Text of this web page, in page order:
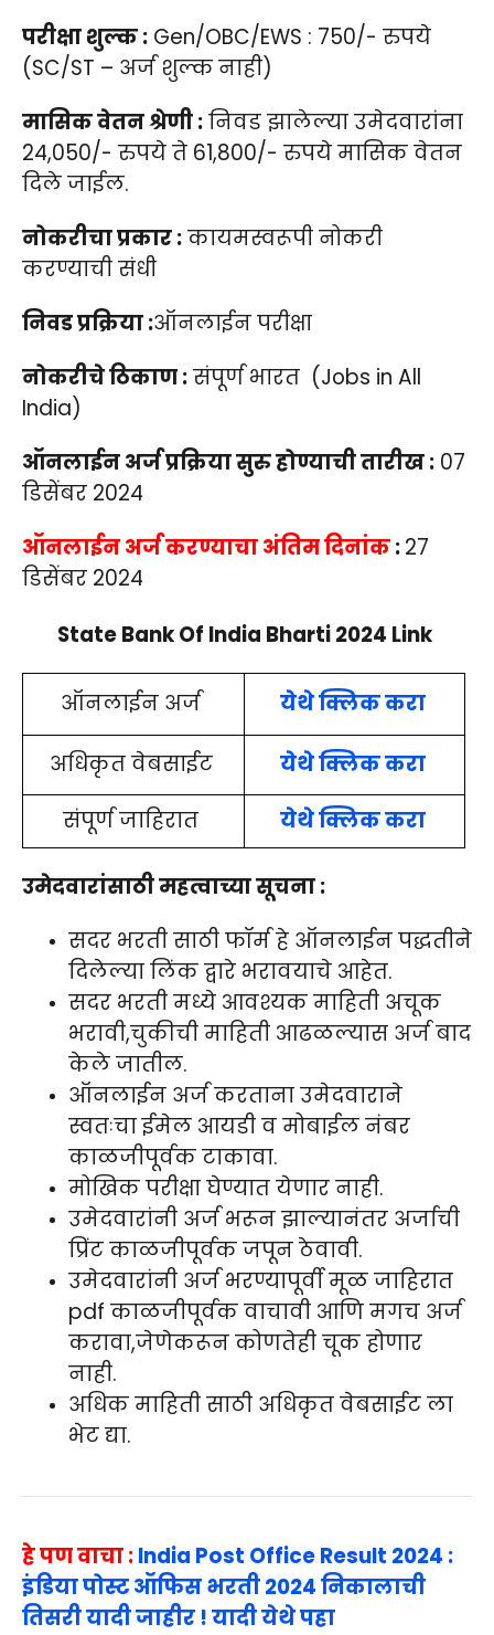
परीक्षा शुल्क : Gen/OBC/EWS : 750/- रुपये
(SC/ST – अर्ज शुल्क नाही)
मासिक वेतन श्रेणी :निवड झालेल्या उमेदवारांना
24,050/- रुपये ते 61,800/- रुपये मासिक वेतन
दिले जाईल.
नोकरीचा प्रकार :कायमस्वरूपी नोकरी
करण्याची संधी
निवड प्रक्रिया :ऑनलाईन परीक्षा
नोकरीचे ठिकाण :संपूर्ण भारत (Jobs in All
India)
ऑनलाईन अर्ज प्रक्रिया सुरु होण्याची तारीख : 07
डिसेंबर 2024
ऑनलाईन अर्ज करण्याचा अंतिम दिनांक:27
डिसेंबर 2024
State Bank Of India Bharti 2024 Link
ऑनलाईन अर्ज येथे क्लिक करा
अधिकृत वेबसाईट येथे क्लिककरा
संपूर्ण जाहिरात
येथे क्लिककरा
उमेदवारांसाठी महत्वाच्या सूचना :
सदर भरती साठी फॉर्म हे ऑनलाईन पद्धतीने
दिलेल्या लिंक द्वारे भरावयाचे आहेत.
सदर भरती मध्ये आवश्यक माहिती अचूक
भरावी,चुकीची माहिती आढळल्यास अर्ज बाद
केले जातील.
ऑनलाईन अर्ज करताना उमेदवाराने
स्वतःचा ईमेल आयडी व मोबाईल नंबर
काळजीपूर्वक टाकावा.
मोखिक परीक्षा घेण्यात येणार नाही.
उमेदवारांनी अर्ज भरून झाल्यानंतर अर्जाची
प्रिंट काळजीपूर्वक जपून ठेवावी.
उमेदवारांनी अर्ज भरण्यापूर्वी मूळ जाहिरात
pdf काळजीपूर्वक वाचावी आणि मगच अर्ज
करावा,जेणेकरून कोणतेही चूक होणार
नाही.
अधिक माहिती साठी अधिकृत वेबसाईट ला
भेट द्या.
हे पण वाचा :India Post Office Result 2024 :
इंडिया पोस्ट ऑफिस भरती 2024 निकालाची
तिसरी यादी जाहीर ! यादी येथे पहा